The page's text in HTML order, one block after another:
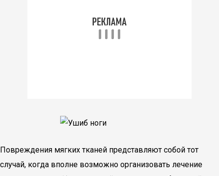
Повреждения мягких тканей представляют собой тот
случай, когда вполне возможно организовать лечение